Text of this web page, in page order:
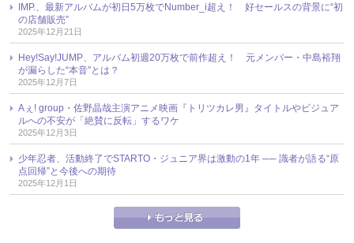
IMP.、最新アルバムが初日5万枚でNumber_i超え！ 好セールスの背景に“初
の店舗販売”
2025年12月21日
Hey!Say!JUMP、アルバム初週20万枚で前作超え！ 元メンバー・中島裕翔
が漏らした“本音”とは？
2025年12月7日
Aぇ! group・佐野晶哉主演アニメ映画『トリツカレ男』タイトルやビジュア
ルへの不安が「絶賛に反転」するワケ
2025年12月3日
少年忍者、活動終了でSTARTO・ジュニア界は激動の1年 ── 識者が語る“原
点回帰”と今後への期待
2025年12月1日